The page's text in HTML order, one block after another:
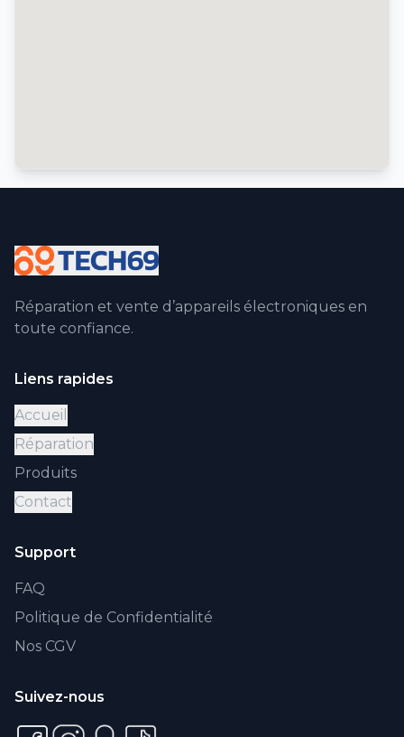
Réparation et vente d’appareils électroniques en
toute confiance.
Liens rapides
Accueil
Réparation
Produits
Contact
Support
FAQ
Politique de Confidentialité
Nos CGV
Suivez-nous